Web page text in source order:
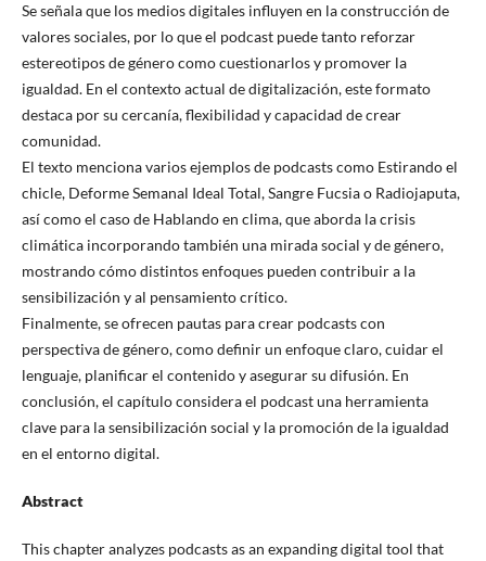
Se señala que los medios digitales influyen en la construcción de
valores sociales, por lo que el podcast puede tanto reforzar
estereotipos de género como cuestionarlos y promover la
igualdad. En el contexto actual de digitalización, este formato
destaca por su cercanía, flexibilidad y capacidad de crear
comunidad.
El texto menciona varios ejemplos de podcasts como Estirando el
chicle, Deforme Semanal Ideal Total, Sangre Fucsia o Radiojaputa,
así como el caso de Hablando en clima, que aborda la crisis
climática incorporando también una mirada social y de género,
mostrando cómo distintos enfoques pueden contribuir a la
sensibilización y al pensamiento crítico.
Finalmente, se ofrecen pautas para crear podcasts con
perspectiva de género, como definir un enfoque claro, cuidar el
lenguaje, planificar el contenido y asegurar su difusión. En
conclusión, el capítulo considera el podcast una herramienta
clave para la sensibilización social y la promoción de la igualdad
en el entorno digital.
Abstract
This chapter analyzes podcasts as an expanding digital tool that